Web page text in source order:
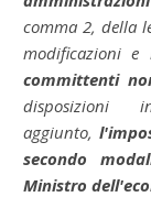
comma 2, della
modificazioni e
committenti
aggiunto,
secondo
Ministro